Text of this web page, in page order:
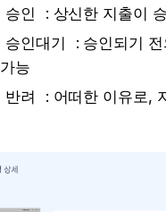
승인
: 상신한 지출이
승인대기
: 승인되기
가능
반려
: 어떠한 이유로,